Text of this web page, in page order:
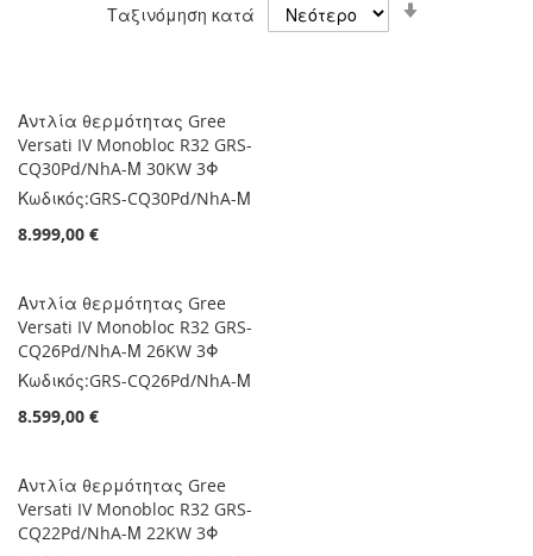
Ταξινόμηση κατά
Αντλία θερμότητας Gree
Versati IV Monobloc R32 GRS-
CQ30Pd/NhA-Μ 30KW 3Φ
Κωδικός:GRS-CQ30Pd/NhA-Μ
8.999,00 €
Αντλία θερμότητας Gree
Versati IV Monobloc R32 GRS-
CQ26Pd/NhA-Μ 26KW 3Φ
Κωδικός:GRS-CQ26Pd/NhA-Μ
8.599,00 €
Αντλία θερμότητας Gree
Versati IV Monobloc R32 GRS-
CQ22Pd/NhA-Μ 22KW 3Φ